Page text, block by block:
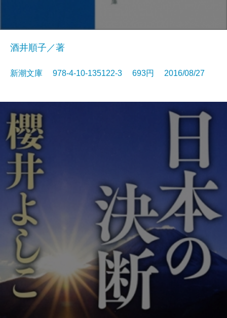
酒井順子／著
新潮文庫 978-4-10-135122-3 693円 2016/08/27